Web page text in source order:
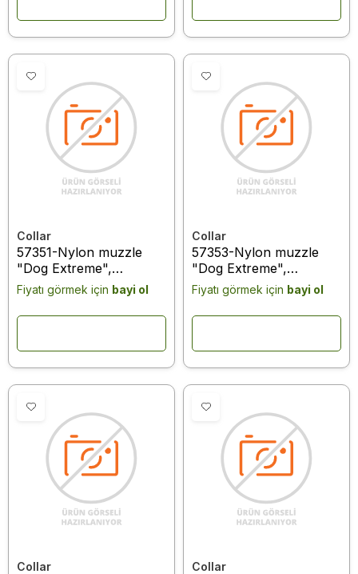
Collar
57351-Nylon muzzle
"Dog Extreme",
adjustable #2 (A:19-
26cm) (shepherd dog,
dobermann, dalmatinac,
Fiyatı görmek için bayi ol
Collar
57353-Nylon muzzle
"Dog Extreme",
adjustable #2 (A:19-
26cm) (shepherd dog,
dobermann, dalmatinac,
Fiyatı görmek için bayi ol
Collar Collar